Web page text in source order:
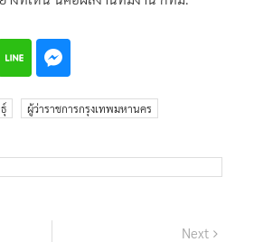
เข้มแข็ง ร่วมเดินไปด้วยกัน เราทำคน
างที่เห็น นี่คือผลงานทีมงาน กทม.